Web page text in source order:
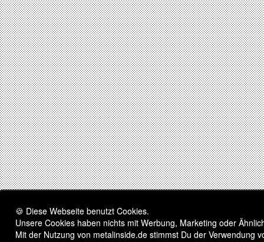
🍪 Diese Webseite benutzt Cookies.
Unsere Cookies haben nichts mit Werbung, Marketing oder
Mit der Nutzung von metalinside.de stimmst Du der Verwendung